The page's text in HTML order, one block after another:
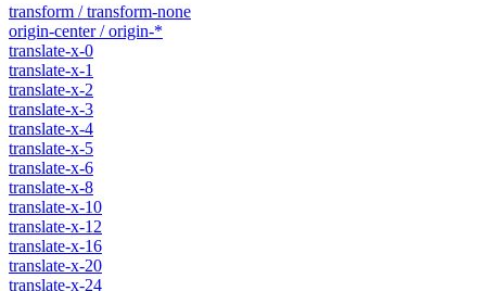
transform / transform-none
origin-center / origin-*
translate-x-0
translate-x-1
translate-x-2
translate-x-3
translate-x-4
translate-x-5
translate-x-6
translate-x-8
translate-x-10
translate-x-12
translate-x-16
translate-x-20
translate-x-24